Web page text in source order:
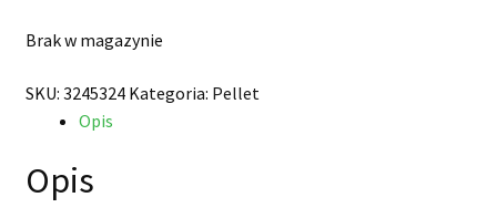
Blog
Kontakt
Brak w magazynie
SKU: 3245324 Kategoria: Pellet
Opis
Opis